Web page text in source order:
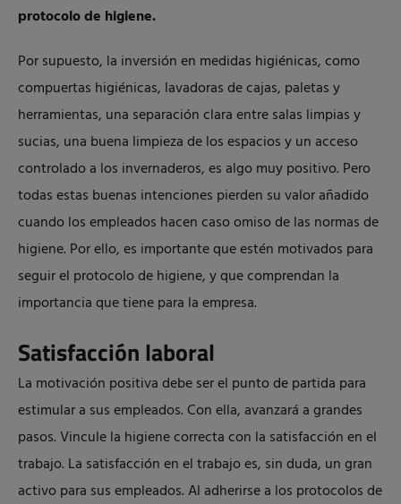
protocolo de higiene.
Por supuesto, la inversión en medidas higiénicas, como
compuertas higiénicas, lavadoras de cajas, paletas y
herramientas, una separación clara entre salas limpias y
sucias, una buena limpieza de los espacios y un acceso
controlado a los invernaderos, es algo muy positivo. Pero
todas estas buenas intenciones pierden su valor añadido
cuando los empleados hacen caso omiso de las normas de
higiene. Por ello, es importante que estén motivados para
seguir el protocolo de higiene, y que comprendan la
importancia que tiene para la empresa.
Satisfacción laboral
La motivación positiva debe ser el punto de partida para
estimular a sus empleados. Con ella, avanzará a grandes
pasos. Vincule la higiene correcta con la satisfacción en el
trabajo. La satisfacción en el trabajo es, sin duda, un gran
activo para sus empleados. Al adherirse a los protocolos de